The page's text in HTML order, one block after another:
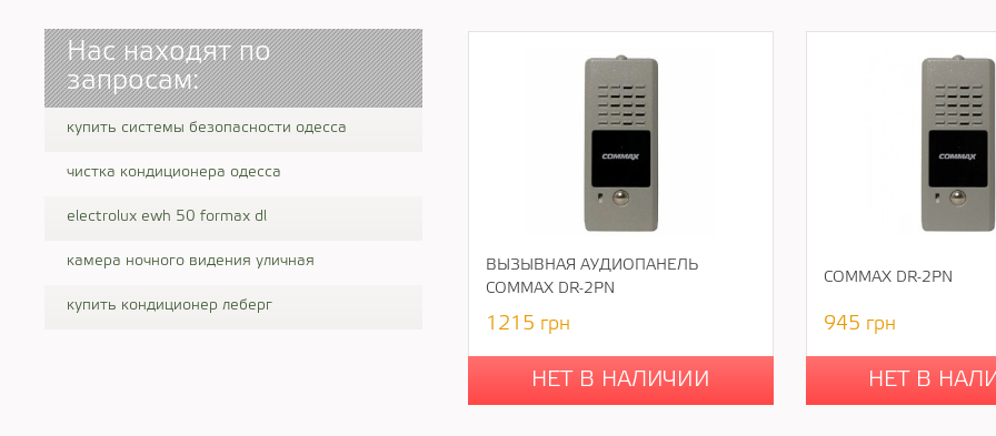
Нас находят по
запросам:
купить системы безопасности одесса
чистка кондиционера одесса
electrolux ewh 50 formax dl
камера ночного видения уличная
купить кондиционер леберг
ВЫЗЫВНАЯ АУДИОПАНЕЛЬ
COMMAX DR-2PN
1215 грн
НЕТ В НАЛИЧИИ
COMMAX DR-2PN
945 грн
НЕТ В